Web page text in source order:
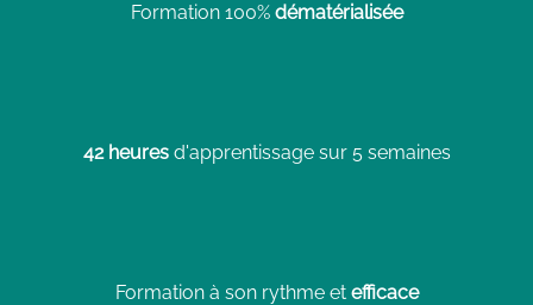
Formation 100% dématérialisée
42 heuresd'apprentissage sur 5 semaines
Formation à son rythme et efficace